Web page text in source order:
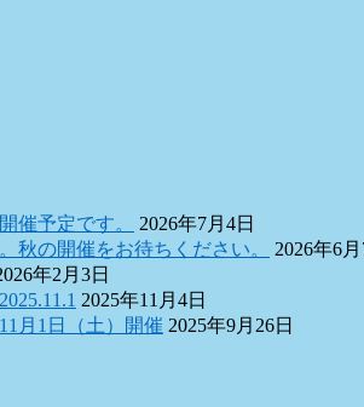
催予定です。
2026年7月4日
秋の開催をお待ちください。
2026年6月
年2月3日
2025年11月4日
月1日（土）開催 2025年9月26日